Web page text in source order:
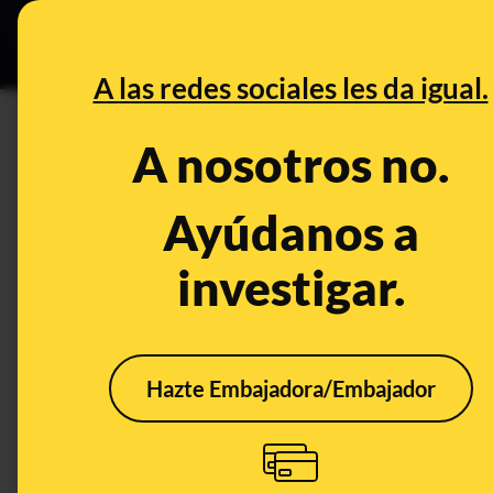
A las redes sociales les da igual.
A nosotros no.
Ayúdanos a
investigar.
Hazte Embajadora/Embajador
Especial
No, Pensilvania no ha